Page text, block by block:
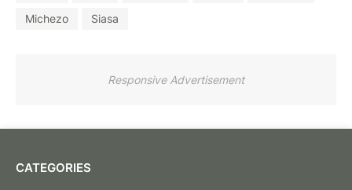
Michezo
Siasa
Responsive Advertisement
CATEGORIES